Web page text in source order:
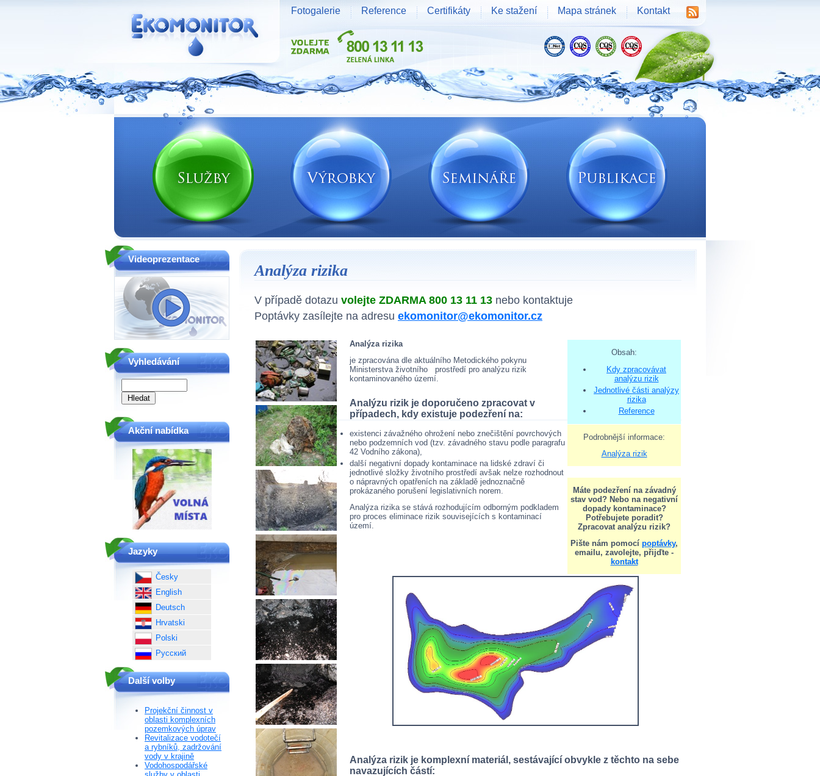
Analýza rizika
V případě dotazu volejte ZDARMA 800 13 11 13 nebo kontaktuje
Poptávky zasílejte na adresu ekomonitor@ekomonitor.cz
Obsah:
Kdy zpracovávat
analýzu rizik
Jednotlivé části analýzy
rizika
Reference
Podrobnější informace:
Analýza rizik
Máte podezření na závadný
stav vod? Nebo na negativní
dopady kontaminace?
Potřebujete poradit?
Zpracovat analýzu rizik?
Pište nám pomocí poptávky,
emailu, zavolejte, přijďte -
kontakt
Analýza rizika
je zpracována dle aktuálního Metodického pokynu
Ministerstva životního prostředí pro analýzu rizik
kontaminovaného území.
Analýzu rizik je doporučeno zpracovat v
případech, kdy existuje podezření na:
existenci závažného ohrožení nebo znečištění povrchových
nebo podzemních vod (tzv. závadného stavu podle paragrafu
42 Vodního zákona),
další negativní dopady kontaminace na lidské zdraví či
jednotlivé složky životního prostředí avšak nelze rozhodnout
o nápravných opatřeních na základě jednoznačně
prokázaného porušení legislativních norem.
Analýza rizika se stává rozhodujícím odborným podkladem
pro proces eliminace rizik souvisejících s kontaminací
území.
Analýza rizik je komplexní materiál, sestávající obvykle z těchto na sebe
navazujících částí:
Videoprezentace
Vyhledávání
Akční nabídka
Jazyky
Česky
English
Deutsch
Hrvatski
Polski
Русский
Další volby
Projekční činnost v
oblasti komplexních
pozemkových úprav
Revitalizace vodotečí
a rybníků, zadržování
vody v krajině
Vodohospodářské
Vodní zdroje Ekomonitor spol. s r.o.
Fotogalerie Reference Certifikáty Ke stažení Mapa stránek Kontakt